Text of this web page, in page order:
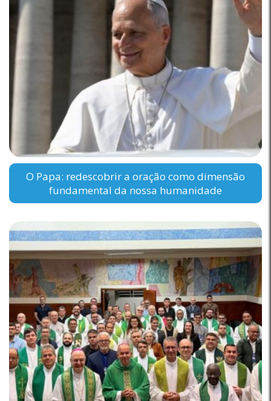
O Papa: redescobrir a oração como dimensão
fundamental da nossa humanidade